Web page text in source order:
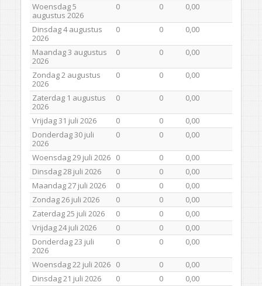
Woensdag 5
augustus 2026
0 0 0,00
Dinsdag 4 augustus
2026
0 0 0,00
Maandag 3 augustus
2026
0 0 0,00
Zondag 2 augustus
2026
0 0 0,00
Zaterdag 1 augustus
2026
0 0 0,00
Vrijdag 31 juli 2026 0 0
0,00
Donderdag 30 juli
2026
0 0 0,00
Woensdag 29 juli 2026 0 0
0,00
Dinsdag 28 juli 2026
0 0
0,00
Maandag 27 juli 2026
0 0
0,00
Zondag 26 juli 2026
0 0
0,00
Zaterdag 25 juli 2026
0 0
0,00
Vrijdag 24 juli 2026
0 0
0,00
Donderdag 23 juli
2026
0 0 0,00
Woensdag 22 juli 2026 0 0
0,00
Dinsdag 21 juli 2026
0 0
0,00